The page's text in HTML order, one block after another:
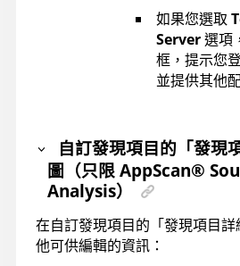
如果您選取
Server選項
框，提示您
並提供其他
自訂發現項目的「發現
圖（只限AppScan®
Analysis）
在自訂發現項目的「發現項目
他可供編輯的資訊：